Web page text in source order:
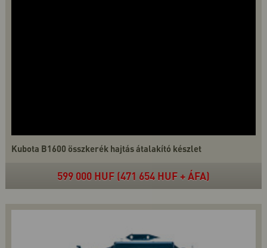
Kubota B1600 összkerék hajtás átalakító készlet
599 000 HUF (471 654 HUF + ÁFA)